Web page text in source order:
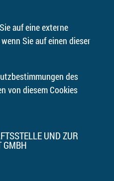
auf eine externe
Sie auf einen dieser
des
von diesem Cookies
UND ZUR
GMBH